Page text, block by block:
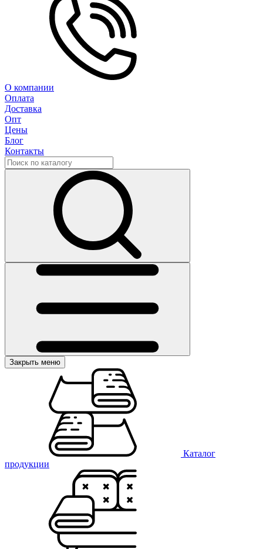
О компании
Оплата
Доставка
Опт
Цены
Блог
Контакты
Закрыть меню
Каталог
продукции